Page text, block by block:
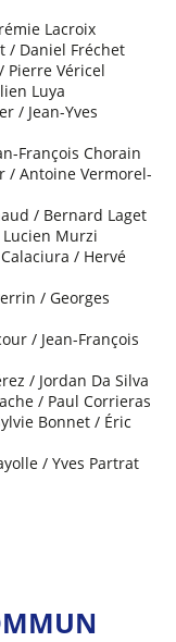
Lacroix
/ Daniel Fréchet
Véricel
Luya
/ Jean-Yves
François Chorain
/ Antoine Vermorel-
/ Bernard Laget
Murzi
/ Hervé
/ Georges
/ Jean-François
/ Jordan Da Silva
/ Paul Corrieras
Bonnet / Éric
/ Yves Partrat